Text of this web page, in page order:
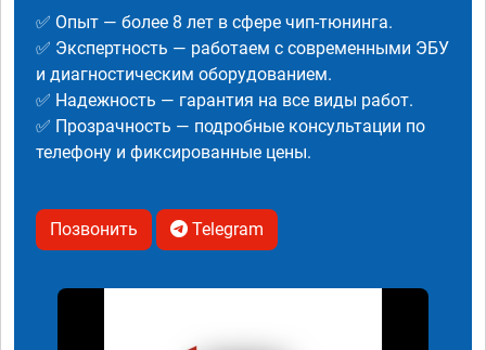
✅ Опыт — более 8 лет в сфере чип-тюнинга.
✅ Экспертность — работаем с современными ЭБУ
и диагностическим оборудованием.
✅ Надежность — гарантия на все виды работ.
✅ Прозрачность — подробные консультации по
телефону и фиксированные цены.
Позвонить Telegram